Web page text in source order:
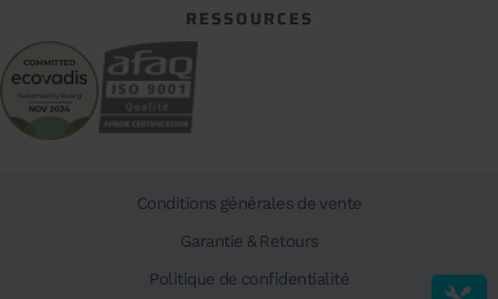
RESSOURCES
Conditions générales de vente
Garantie & Retours
Politique de confidentialité